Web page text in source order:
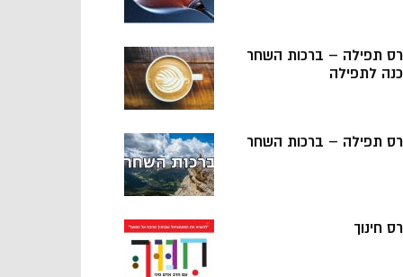
תפילה – ברכות השחר
לתפילה
תפילה – ברכות השחר
חינוך